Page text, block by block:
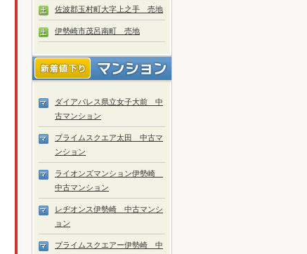
佐波郡玉村町大字上之手 売地
伊勢崎市茂呂南町 売地
ダイアパレス県立女子大前 中
古マンション
プライムスクエア太田 中古マ
ンション
ライオンズマンション伊勢崎
中古マンション
レヂオンス伊勢崎 中古マンシ
ョン
プライムスクエアー伊勢崎 中